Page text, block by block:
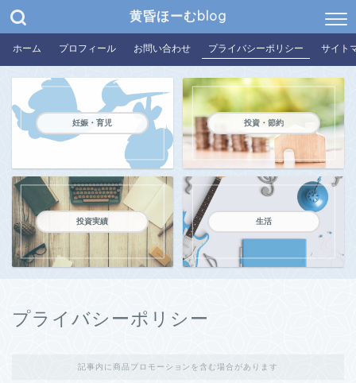
黄昏ほーむblog
ホーム プロフィール お問い合わせ プライバシーポリシー サイト
妊娠・育児 投資・節約
投資実績 生活
プライバシーポリシー
記事内に商品プロモーションを含む場合があります